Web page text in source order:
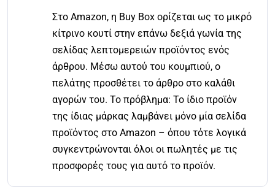
Στο Amazon, η Buy Box ορίζεται ως το μικρό
κίτρινο κουτί στην επάνω δεξιά γωνία της
σελίδας λεπτομερειών προϊόντος ενός
άρθρου. Μέσω αυτού του κουμπιού, ο
πελάτης προσθέτει το άρθρο στο καλάθι
αγορών του. Το πρόβλημα: Το ίδιο προϊόν
της ίδιας μάρκας λαμβάνει μόνο μία σελίδα
προϊόντος στο Amazon – όπου τότε λογικά
συγκεντρώνονται όλοι οι πωλητές με τις
προσφορές τους για αυτό το προϊόν.